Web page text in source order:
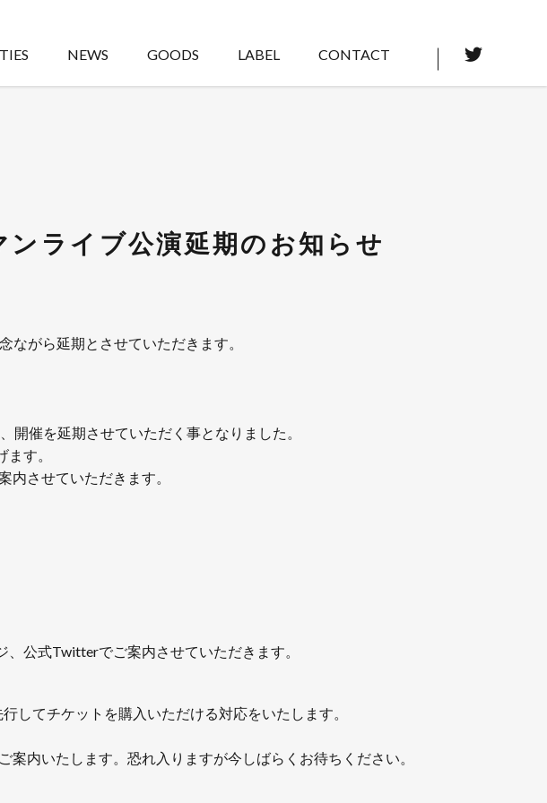
NEWS GOODS LABEL CONTACT
ライブ公演延期のお知らせ
がら延期とさせていただきます。
催を延期させていただく事となりました。
す。
させていただきます。
公式Twitterでご案内させていただきます。
してチケットを購入いただける対応をいたします。
内いたします。恐れ入りますが今しばらくお待ちください。